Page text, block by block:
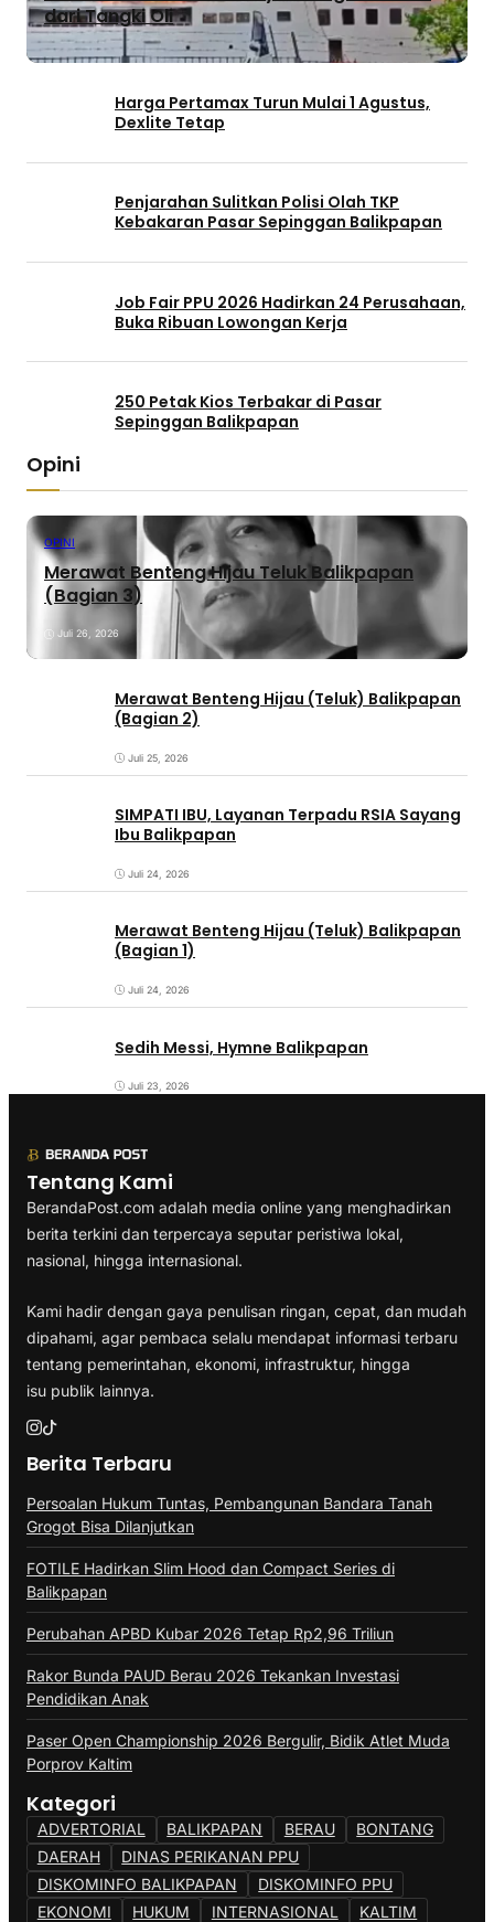
dari Tangki Oli
Harga Pertamax Turun Mulai 1 Agustus,
Dexlite Tetap
Penjarahan Sulitkan Polisi Olah TKP
Kebakaran Pasar Sepinggan Balikpapan
Job Fair PPU 2026 Hadirkan 24 Perusahaan,
Buka Ribuan Lowongan Kerja
250 Petak Kios Terbakar di Pasar
Sepinggan Balikpapan
Opini
OPINI
Merawat Benteng Hijau Teluk Balikpapan
(Bagian 3)
Juli 26, 2026
Merawat Benteng Hijau (Teluk) Balikpapan
(Bagian 2)
Juli 25, 2026
SIMPATI IBU, Layanan Terpadu RSIA Sayang
Ibu Balikpapan
Juli 24, 2026
Merawat Benteng Hijau (Teluk) Balikpapan
(Bagian 1)
Juli 24, 2026
Sedih Messi, Hymne Balikpapan
Juli 23, 2026
Tentang Kami
BerandaPost.com adalah media online yang menghadirkan
berita terkini dan terpercaya seputar peristiwa lokal,
nasional, hingga internasional.
Kami hadir dengan gaya penulisan ringan, cepat, dan mudah
dipahami, agar pembaca selalu mendapat informasi terbaru
tentang pemerintahan, ekonomi, infrastruktur, hingga
isu publik lainnya.
Berita Terbaru
Persoalan Hukum Tuntas, Pembangunan Bandara Tanah
Grogot Bisa Dilanjutkan
FOTILE Hadirkan Slim Hood dan Compact Series di
Balikpapan
Perubahan APBD Kubar 2026 Tetap Rp2,96 Triliun
Rakor Bunda PAUD Berau 2026 Tekankan Investasi
Pendidikan Anak
Paser Open Championship 2026 Bergulir, Bidik Atlet Muda
Porprov Kaltim
Kategori
ADVERTORIAL BALIKPAPAN BERAU
BONTANG
DAERAH
DINAS PERIKANAN PPU
DISKOMINFO BALIKPAPAN
DISKOMINFO PPU
EKONOMI
HUKUM INTERNASIONAL KALTIM